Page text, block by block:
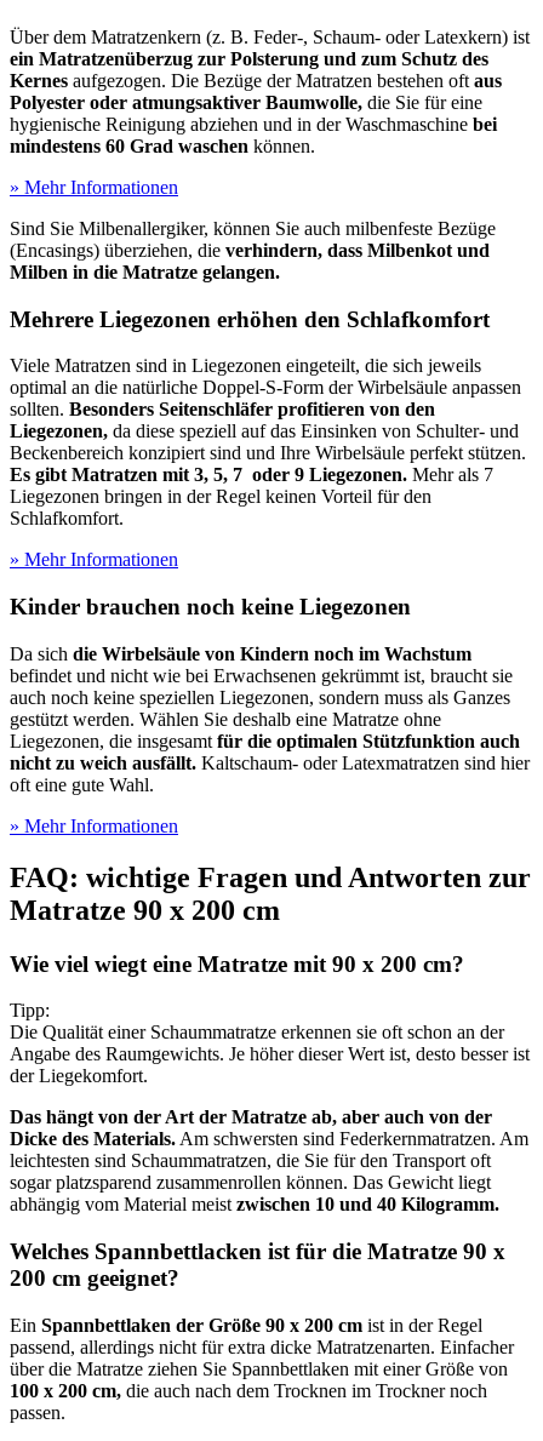
Über dem Matratzenkern (z. B. Feder-, Schaum- oder Latexkern) ist
ein Matratzenüberzug zur Polsterung und zum Schutz des
Kernes aufgezogen. Die Bezüge der Matratzen bestehen oft aus
Polyester oder atmungsaktiver Baumwolle, die Sie für eine
hygienische Reinigung abziehen und in der Waschmaschine bei
mindestens 60 Grad waschen können.
» Mehr Informationen
Sind Sie Milbenallergiker, können Sie auch milbenfeste Bezüge
(Encasings) überziehen, die verhindern, dass Milbenkot und
Milben in die Matratze gelangen.
Mehrere Liegezonen erhöhen den Schlafkomfort
Viele Matratzen sind in Liegezonen eingeteilt, die sich jeweils
optimal an die natürliche Doppel-S-Form der Wirbelsäule anpassen
sollten. Besonders Seitenschläfer profitieren von den
Liegezonen, da diese speziell auf das Einsinken von Schulter- und
Beckenbereich konzipiert sind und Ihre Wirbelsäule perfekt stützen.
Es gibt Matratzen mit 3, 5, 7 oder 9 Liegezonen. Mehr als 7
Liegezonen bringen in der Regel keinen Vorteil für den
Schlafkomfort.
» Mehr Informationen
Kinder brauchen noch keine Liegezonen
Da sich die Wirbelsäule von Kindern noch im Wachstum
befindet und nicht wie bei Erwachsenen gekrümmt ist, braucht sie
auch noch keine speziellen Liegezonen, sondern muss als Ganzes
gestützt werden. Wählen Sie deshalb eine Matratze ohne
Liegezonen, die insgesamt für die optimalen Stützfunktion auch
nicht zu weich ausfällt. Kaltschaum- oder Latexmatratzen sind hier
oft eine gute Wahl.
» Mehr Informationen
FAQ: wichtige Fragen und Antworten zur
Matratze 90 x 200 cm
Wie viel wiegt eine Matratze mit 90 x 200 cm?
Tipp:
Die Qualität einer Schaummatratze erkennen sie oft schon an der
Angabe des Raumgewichts. Je höher dieser Wert ist, desto besser ist
der Liegekomfort.
Das hängt von der Art der Matratze ab, aber auch von der
Dicke des Materials.Am schwersten sind Federkernmatratzen. Am
leichtesten sind Schaummatratzen, die Sie für den Transport oft
sogar platzsparend zusammenrollen können. Das Gewicht liegt
abhängig vom Material meistzwischen 10 und 40 Kilogramm.
Welches Spannbettlacken ist für die Matratze 90 x
200 cm geeignet?
Ein Spannbettlaken der Größe 90 x 200 cm ist in der Regel
passend, allerdings nicht für extra dicke Matratzenarten. Einfacher
über die Matratze ziehen Sie Spannbettlaken mit einer Größe von
100 x 200 cm, die auch nach dem Trocknen im Trockner noch
passen.